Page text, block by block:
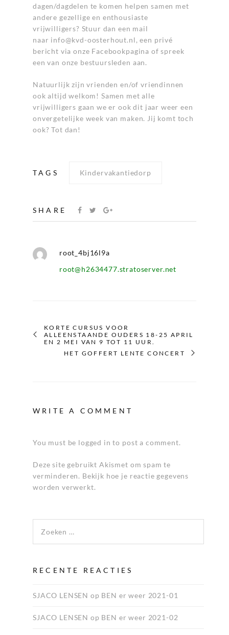
dagen/dagdelen te komen helpen samen met
andere gezellige en enthousiaste
vrijwilligers? Stuur dan een mail
naar info@kvd-oosterhout.nl, een privé
bericht via onze Facebookpagina of spreek
een van onze bestuursleden aan.
Natuurlijk zijn vrienden en/of vriendinnen
ook altijd welkom! Samen met alle
vrijwilligers gaan we er ook dit jaar weer een
onvergetelijke week van maken. Jij komt toch
ook? Tot dan!
TAGS Kindervakantiedorp
SHARE
root_4bj16l9a
root@h2634477.stratoserver.net
KORTE CURSUS VOOR
ALLEENSTAANDE OUDERS 18-25 APRIL
EN 2 MEI VAN 9 TOT 11 UUR.
HET GOFFERT LENTE CONCERT
WRITE A COMMENT
You must be logged in to post a comment.
Deze site gebruikt Akismet om spam te
verminderen. Bekijk hoe je reactie gegevens
worden verwerkt.
RECENTE REACTIES
SJACO LENSEN op BEN er weer 2021-01
SJACO LENSEN op BEN er weer 2021-02